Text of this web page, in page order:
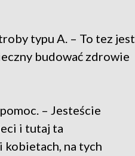
typu A. – To tez jest
budować zdrowie
– Jesteście
i tutaj ta
na tych